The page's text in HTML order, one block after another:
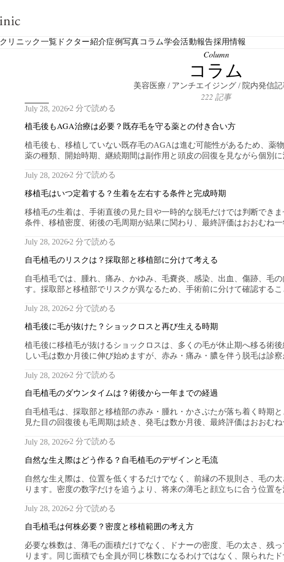
クリニック一覧 ドクター紹介症例写真コラム学会活動報告採用情報
Column
コラム
美容医療 / アンチエイジング / 院内発信記
222 記事
July 28, 2026 2 分で読める
植毛後もAGA治療は必要？既存毛を守る薬との付き合い方
植毛後も、移植していない既存毛のAGAは進む可能性があるため、薬
薬の種類、開始時期、継続期間は副作用と頭皮の回復を見ながら個別に
July 28, 2026 2 分で読める
移植毛はいつ定着する？生着を左右する条件と完成時期
移植毛の生着は、手術直後の見た目や一時的な脱毛だけでは判断でき
条件、移植密度、術後の毛周期が結果に関わり、最終評価はおおむね一
July 28, 2026 2 分で読める
自毛植毛のリスクは？採取部と移植部に分けて考える
自毛植毛では、腫れ、痛み、かゆみ、毛嚢炎、感染、出血、傷跡、毛
す。採取部と移植部でリスクが異なるため、手術前に分けて確認するこ
July 28, 2026 2 分で読める
植毛後に毛が抜けた？ショックロスと再び生える時期
植毛後に移植毛が抜けるショックロスは、多くの毛が休止期へ移る術
しい毛は数か月後に伸び始めますが、赤み・痛み・膿を伴う脱毛は診察
July 28, 2026 2 分で読める
自毛植毛のダウンタイムは？術後から一年までの経過
自毛植毛は、採取部と移植部の赤み・腫れ・かさぶたが落ち着く時期
見た目の回復後も毛周期は続き、発毛は数か月後、最終評価はおおむね
July 28, 2026 2 分で読める
自然な生え際はどう作る？自毛植毛のデザインと毛流
自然な生え際は、位置を低くするだけでなく、前縁の不規則さ、毛の
ります。密度の数字だけを追うより、将来の薄毛と顔立ちに合う位置を
July 28, 2026 2 分で読める
自毛植毛は何株必要？密度と移植範囲の考え方
必要な株数は、薄毛の面積だけでなく、ドナーの密度、毛の太さ、残
ります。同じ面積でも全員が同じ株数になるわけではなく、限られた